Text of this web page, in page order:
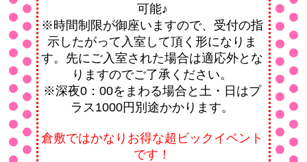
可能♪
※時間制限が御座いますので、受付の指
示したがって入室して頂く形になりま
す。先にご入室された場合は適応外とな
りますのでご了承ください。
※深夜0：00をまわる場合と土・日はプ
ラス1000円別途かかります。
倉敷ではかなりお得な超ビックイベント
です！